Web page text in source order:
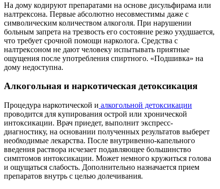
На дому кодируют препаратами на основе дисульфирама или
налтрексона. Первые абсолютно несовместимы даже с
символическим количеством алкоголя. При нарушении
больным запрета на трезвость его состояние резко ухудшается,
что требует срочной помощи нарколога. Средства с
налтрексоном не дают человеку испытывать приятные
ощущения после употребления спиртного. «Подшивка» на
дому недоступна.
Алкогольная и наркотическая детоксикация
Процедура наркотической и алкогольной детоксикации
проводится для купирования острой или хронической
интоксикации. Врач приедет, выполнит экспресс-
диагностику, на основании полученных результатов выберет
необходимые лекарства. После внутривенно-капельного
введения раствора исчезает подавляющее большинство
симптомов интоксикации. Может немного кружиться голова
и ощущаться слабость. Дополнительно назначается прием
препаратов внутрь с целью долечивания.